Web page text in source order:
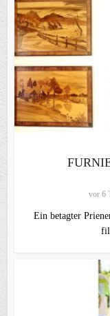
vor 6
Ein betagter